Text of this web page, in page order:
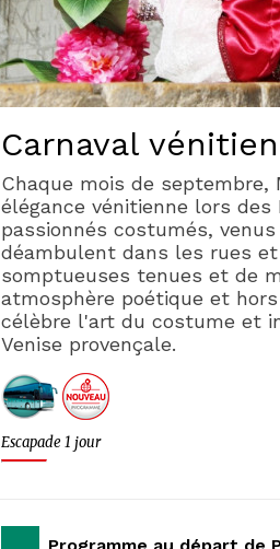
Carnaval
Chaque mois de septembre,
élégance vénitienne lors des
passionnés costumés,
déambulent dans les rues
somptueuses tenues et de
atmosphère poétique et
célèbre l'art du costume et
Venise provençale.
Escapade 1 jour